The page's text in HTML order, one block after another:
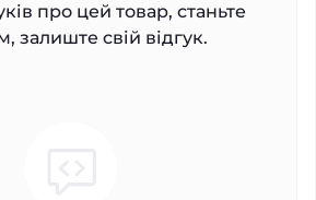
про цей товар, станьте
залиште свій відгук.